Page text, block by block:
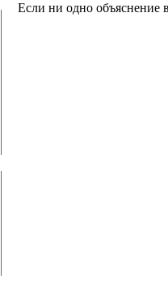
Если ни одно объяснение